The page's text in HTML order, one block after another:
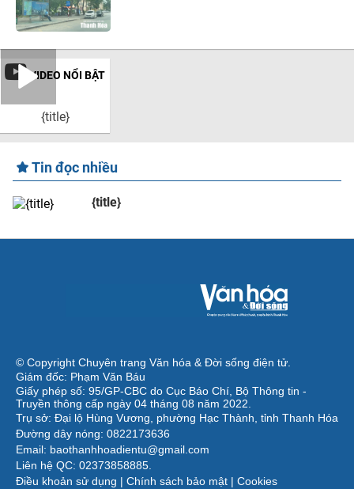
VIDEO NỔI BẬT
{title}
Tin đọc nhiều
{title}
© Copyright Chuyên trang Văn hóa & Đời sống điện tử.
Giám đốc: Phạm Văn Báu
Giấy phép số: 95/GP-CBC do Cục Báo Chí, Bộ Thông tin -
Truyền thông cấp ngày 04 tháng 08 năm 2022.
Trụ sở: Đại lộ Hùng Vương, phường Hạc Thành, tỉnh Thanh Hóa
Đường dây nóng: 0822173636
Email: baothanhhoadientu@gmail.com
Liên hệ QC: 02373858885.
Điều khoản sử dụng | Chính sách bảo mật | Cookies